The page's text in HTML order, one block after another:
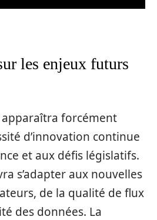
les enjeux futurs
apparaîtra forcément
d’innovation continue
et aux défis législatifs.
s’adapter aux nouvelles
de la qualité de flux
des données. La